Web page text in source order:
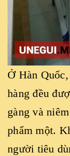
Ở Hàn
hàng đều
gàng và
phẩm một.
người tiêu